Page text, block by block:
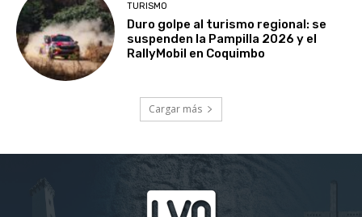
TURISMO
Duro golpe al turismo regional: se
suspenden la Pampilla 2026 y el
RallyMobil en Coquimbo
Cargar más